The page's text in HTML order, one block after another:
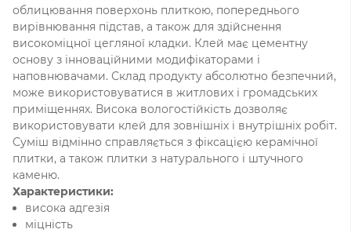
облицювання поверхонь плиткою, попереднього
вирівнювання підстав, а також для здійснення
високоміцної цегляної кладки. Клей має цементну
основу з інноваційними модифікаторами і
наповнювачами. Склад продукту абсолютно безпечний,
може використовуватися в житлових і громадських
приміщеннях. Висока вологостійкість дозволяє
використовувати клей для зовнішніх і внутрішніх робіт.
Суміш відмінно справляється з фіксацією керамічної
плитки, а також плитки з натурального і штучного
каменю.
Характеристики:
висока адгезія
міцність